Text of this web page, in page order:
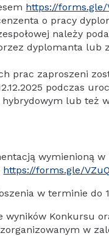
https://forms.gle/
o pracy
należy
dyplomanta lub
prac zaproszeni
podczas
lub też
wymienioną
https://forms.gle/
w terminie do
wyników Konkursu
w